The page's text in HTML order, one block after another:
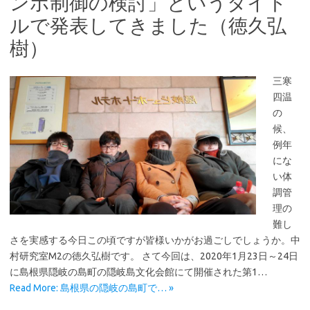
ルで発表してきました（徳久弘
樹）
三寒
四温
の
候、
例年
にな
い体
調管
理の
難し
さを実感する今日この頃ですが皆様いかがお過ごしでしょうか。中
村研究室M2の徳久弘樹です。 さて今回は、2020年1月23日～24日
に島根県隠岐の島町の隠岐島文化会館にて開催された第1…
Read More: 島根県の隠岐の島町で… »